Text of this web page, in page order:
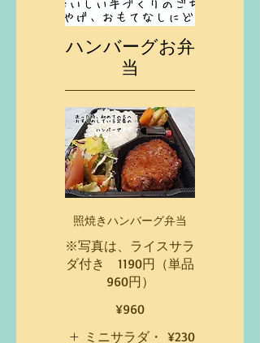
ハンバーグお弁
当
照焼きハンバーグ弁当
※写真は、ライスサラ
ダ付き 1190円（単品
960円）
¥960
ミニサラダ・ ¥230